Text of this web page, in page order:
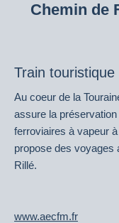
Chemin de
Train touristique
Au coeur de la
assure la
ferroviaires à vapeur
propose des voyages
Rillé.
www.aecfm.fr